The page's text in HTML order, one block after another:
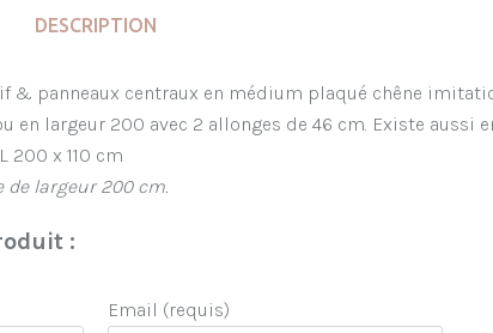
DESCRIPTION
& panneaux centraux en médium plaqué chêne
en largeur 200 avec 2 allonges de 46 cm. Existe aussi
200 x 110 cm
largeur 200 cm.
:
Email (requis)